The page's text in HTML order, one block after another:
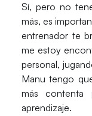
Sí, pero no
más, es
entrenador te
me estoy
personal,
Manu tengo
más
aprendizaje.